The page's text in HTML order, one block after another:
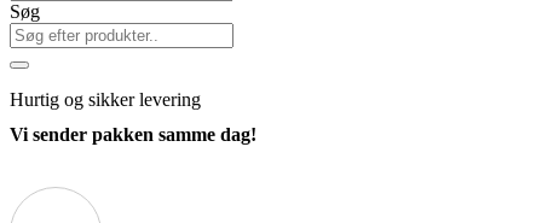
Søg
Hurtig og sikker levering
Vi sender pakken samme dag!